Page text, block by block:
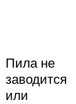
Пила не
заводится
или